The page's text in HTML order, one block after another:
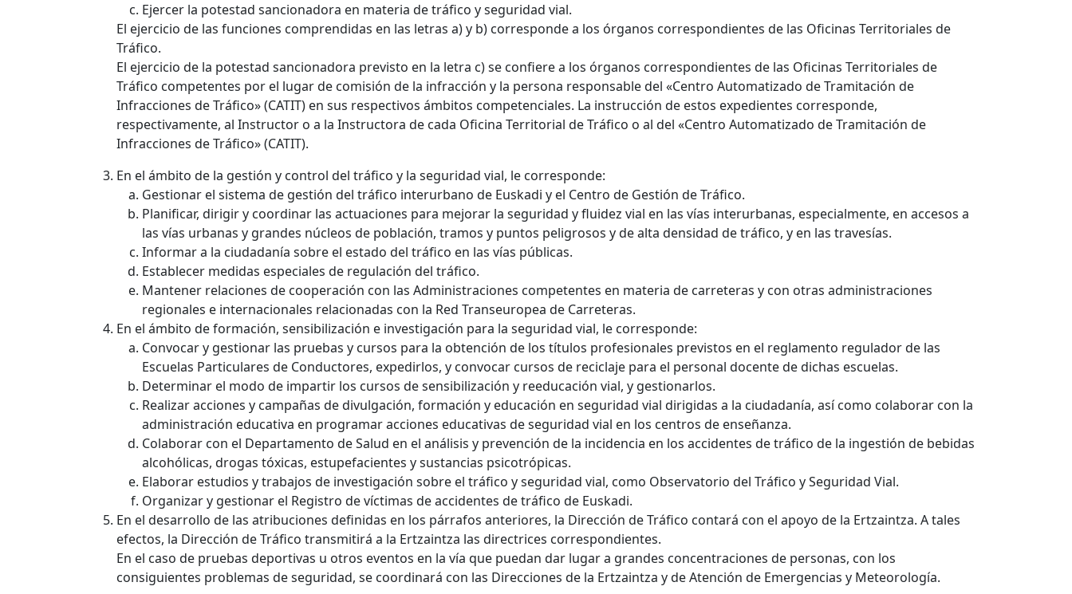
Ejercer la potestad sancionadora en materia de tráfico y seguridad vial.
El ejercicio de las funciones comprendidas en las letras a) y b) corresponde a los órganos correspondientes de las Oficinas Territoriales de
Tráfico.
El ejercicio de la potestad sancionadora previsto en la letra c) se confiere a los órganos correspondientes de las Oficinas Territoriales de
Tráfico competentes por el lugar de comisión de la infracción y la persona responsable del «Centro Automatizado de Tramitación de
Infracciones de Tráfico» (CATIT) en sus respectivos ámbitos competenciales. La instrucción de estos expedientes corresponde,
respectivamente, al Instructor o a la Instructora de cada Oficina Territorial de Tráfico o al del «Centro Automatizado de Tramitación de
Infracciones de Tráfico» (CATIT).
En el ámbito de la gestión y control del tráfico y la seguridad vial, le corresponde:
Gestionar el sistema de gestión del tráfico interurbano de Euskadi y el Centro de Gestión de Tráfico.
Planificar, dirigir y coordinar las actuaciones para mejorar la seguridad y fluidez vial en las vías interurbanas, especialmente, en accesos a
las vías urbanas y grandes núcleos de población, tramos y puntos peligrosos y de alta densidad de tráfico, y en las travesías.
Informar a la ciudadanía sobre el estado del tráfico en las vías públicas.
Establecer medidas especiales de regulación del tráfico.
Mantener relaciones de cooperación con las Administraciones competentes en materia de carreteras y con otras administraciones
regionales e internacionales relacionadas con la Red Transeuropea de Carreteras.
En el ámbito de formación, sensibilización e investigación para la seguridad vial, le corresponde:
Convocar y gestionar las pruebas y cursos para la obtención de los títulos profesionales previstos en el reglamento regulador de las
Escuelas Particulares de Conductores, expedirlos, y convocar cursos de reciclaje para el personal docente de dichas escuelas.
Determinar el modo de impartir los cursos de sensibilización y reeducación vial, y gestionarlos.
Realizar acciones y campañas de divulgación, formación y educación en seguridad vial dirigidas a la ciudadanía, así como colaborar con la
administración educativa en programar acciones educativas de seguridad vial en los centros de enseñanza.
Colaborar con el Departamento de Salud en el análisis y prevención de la incidencia en los accidentes de tráfico de la ingestión de bebidas
alcohólicas, drogas tóxicas, estupefacientes y sustancias psicotrópicas.
Elaborar estudios y trabajos de investigación sobre el tráfico y seguridad vial, como Observatorio del Tráfico y Seguridad Vial.
Organizar y gestionar el Registro de víctimas de accidentes de tráfico de Euskadi.
En el desarrollo de las atribuciones definidas en los párrafos anteriores, la Dirección de Tráfico contará con el apoyo de la Ertzaintza. A tales
efectos, la Dirección de Tráfico transmitirá a la Ertzaintza las directrices correspondientes.
En el caso de pruebas deportivas u otros eventos en la vía que puedan dar lugar a grandes concentraciones de personas, con los
consiguientes problemas de seguridad, se coordinará con las Direcciones de la Ertzaintza y de Atención de Emergencias y Meteorología.